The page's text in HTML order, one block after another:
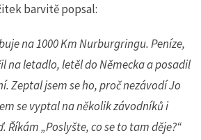
barvitě popsal:
na 1000 Km Nurburgringu. Peníze,
na letadlo, letěl do Německa a posadil
Zeptal jsem se ho, proč nezávodí Jo
se vyptal na několik závodníků i
„Poslyšte, co se to tam děje?“